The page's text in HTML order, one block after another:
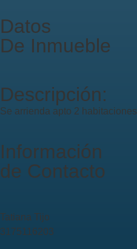
Datos
De Inmueble
Descripción:
Se arrienda apto 2
Información
de Contacto
Tatiana Tijo
3175116203